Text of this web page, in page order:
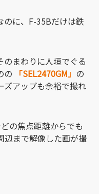
のに、F-35Bだけは鉄
まわりに人垣でぐる
の 「SEL2470GM」 の
ズアップも余裕で撮れ
の焦点距離からでも
辺まで解像した画が撮